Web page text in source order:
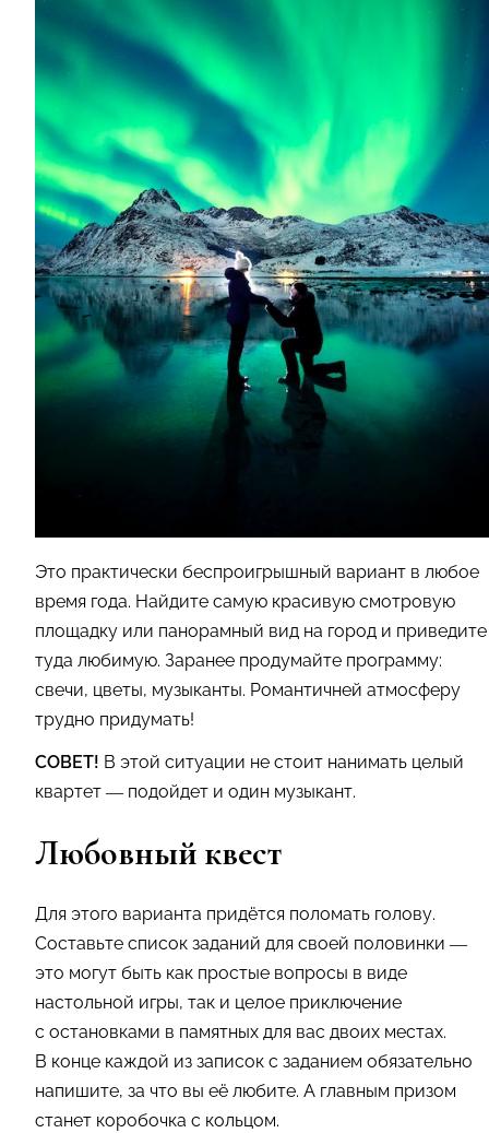
Это практически беспроигрышный вариант в любое
время года. Найдите самую красивую смотровую
площадку или панорамный вид на город и приведите
туда любимую. Заранее продумайте программу:
свечи, цветы, музыканты. Романтичней атмосферу
трудно придумать!
СОВЕТ! В этой ситуации не стоит нанимать целый
квартет — подойдет и один музыкант.
Любовный квест
Для этого варианта придётся поломать голову.
Составьте список заданий для своей половинки —
это могут быть как простые вопросы в виде
настольной игры, так и целое приключение
с остановками в памятных для вас двоих местах.
В конце каждой из записок с заданием обязательно
напишите, за что вы её любите. А главным призом
станет коробочка с кольцом.